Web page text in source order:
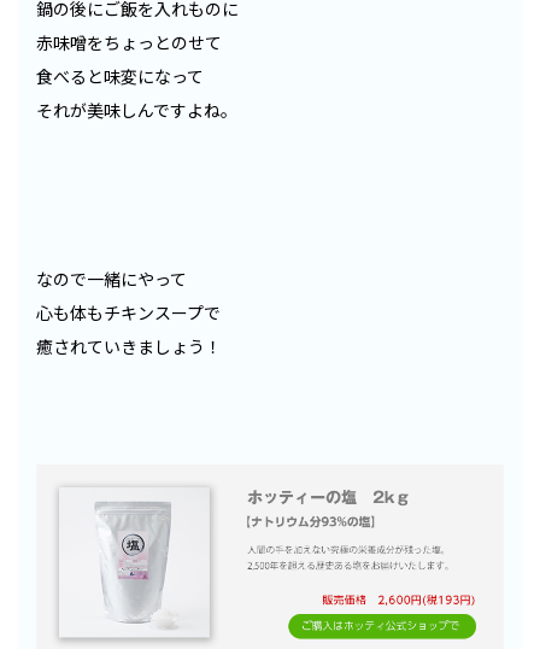
鍋の後にご飯を入れものに
赤味噌をちょっとのせて
食べると味変になって
それが美味しんですよね。
なので一緒にやって
心も体もチキンスープで
癒されていきましょう！